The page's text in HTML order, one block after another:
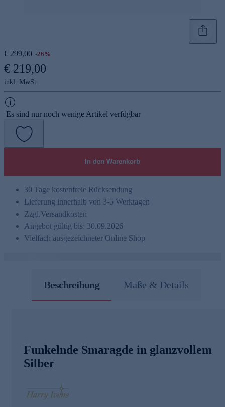
€ 299,00 -26%
€ 219,00
inkl. MwSt.
Es sind nur noch wenige Artikel verfügbar
In den Warenkorb
30 Tage kostenfreie Rücksendung
Lieferung innerhalb von 3-5 Werktagen
Zzgl.Versandkosten
Angebot gültig bis: 30.09.2026
Vielfach ausgezeichneter Online Shop
Beschreibung Maße & Details
Funkelnde Smaragde in glanzvollem
Silber